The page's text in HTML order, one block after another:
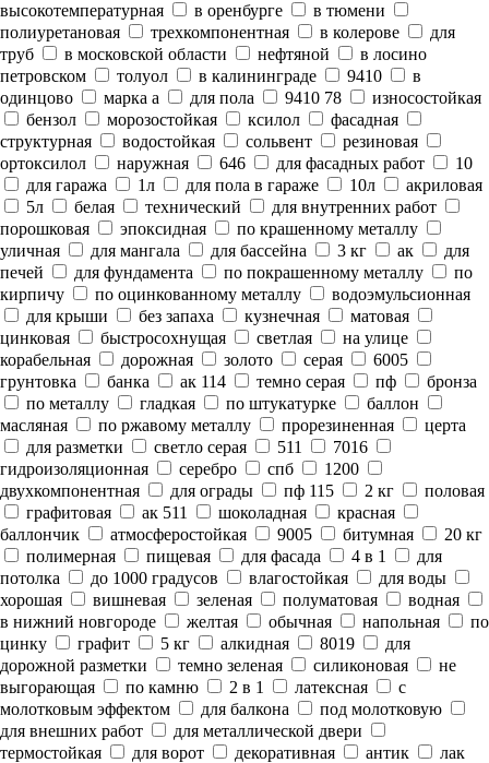
высокотемпературная
в оренбурге
в тюмени
полиуретановая
трехкомпонентная в колерове
для
труб
в московской области нефтяной
в лосино
петровском
толуол в калининграде 9410
в
одинцово
марка а для пола 9410 78
износостойкая
бензол
морозостойкая ксилол
фасадная
структурная
водостойкая сольвент
резиновая
ортоксилол
наружная 646 для фасадных работ
10
для гаража
1л для пола в гараже 10л
акриловая
5л
белая технический
для внутренних работ
порошковая
эпоксидная
по крашенному металлу
уличная
для мангала для бассейна 3 кг ак
для
печей
для фундамента по покрашенному металлу
по
кирпичу
по оцинкованному металлу
водоэмульсионная
для крыши
без запаха кузнечная
матовая
цинковая
быстросохнущая светлая
на улице
корабельная
дорожная золото серая
6005
грунтовка
банка ак 114 темно серая пф
бронза
по металлу
гладкая по штукатурке
баллон
масляная
по ржавому металлу прорезиненная
церта
для разметки
светло серая 511
7016
гидроизоляционная
серебро спб
1200
двухкомпонентная
для ограды пф 115 2 кг
половая
графитовая
ак 511 шоколадная
красная
баллончик
атмосферостойкая 9005 битумная
20 кг
полимерная
пищевая для фасада 4 в 1
для
потолка
до 1000 градусов влагостойкая
для воды
хорошая
вишневая зеленая полуматовая
водная
в нижний новгороде
желтая обычная напольная
по
цинку
графит 5 кг алкидная 8019
для
дорожной разметки
темно зеленая силиконовая
не
выгорающая
по камню 2 в 1 латексная
с
молотковым эффектом
для балкона
под молотковую
для внешних работ
для металлической двери
термостойкая
для ворот декоративная антик
лак